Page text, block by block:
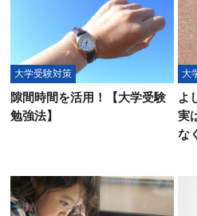
大学受験対策
隙間時間を活用！【大学受験
勉強法】
大
よ
実
な